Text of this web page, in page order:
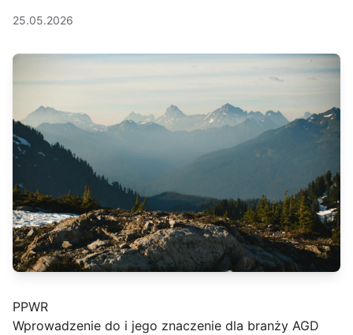
25.05.2026
PPWR
Wprowadzenie do i jego znaczenie dla branży AGD